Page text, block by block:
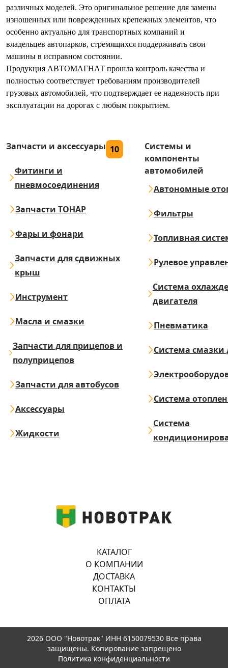
различных моделей. Это оригинальное решение для замены
изношенных или поврежденных крепежных элементов, что
особенно актуально для транспортных компаний и
владельцев автопарков, стремящихся поддерживать свои
машины в исправном состоянии.
Продукция АВТОМАГНАТ прошла контроль качества и
полностью соответствует требованиям производителей
грузовых автомобилей, что подтверждает ее надежность при
эксплуатации на дорогах с любым покрытием.
Запчасти и аксессуары 10
Фитинги и
пневмосоединения
Запчасти ТОНАР
Фары и фонари
Запчасти для сдвижных
крыш
Инструмент
Масла и смазки
Запчасти для прицепов и
полуприцепов
Запчасти для автобусов
Аксессуары
Жидкости
Системы и
компоненты
автомобилей
Автономные
Фильтры
Топливная
Рулевое
Система
двигателя
Пневматика
Система смазки
Система
Система
КАТАЛОГ
О КОМПАНИИ
ДОСТАВКА
КОНТАКТЫ
ОПЛАТА
2026 ООО "Новотрак" ИНН 6150079530 Все права
защищены. Копирование запрещено
Политика конфиденциальности